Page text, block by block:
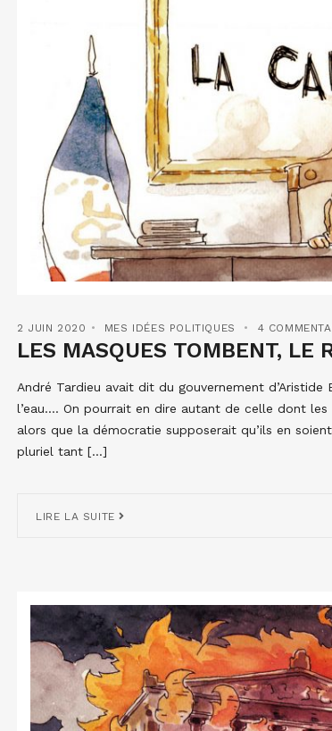
2 JUIN 2020 MES IDÉES POLITIQUES 4
LES MASQUES TOMBENT, LE
André Tardieu avait dit du gouvernement
l’eau…. On pourrait en dire autant de celle dont
alors que la démocratie supposerait qu’ils en
pluriel tant […]
LIRE LA SUITE